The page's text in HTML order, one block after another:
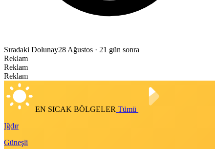
Sıradaki Dolunay28 Ağustos · 21 gün sonra
Reklam
Reklam
Reklam
EN SICAK BÖLGELER Tümü
Iğdır
Güneşli